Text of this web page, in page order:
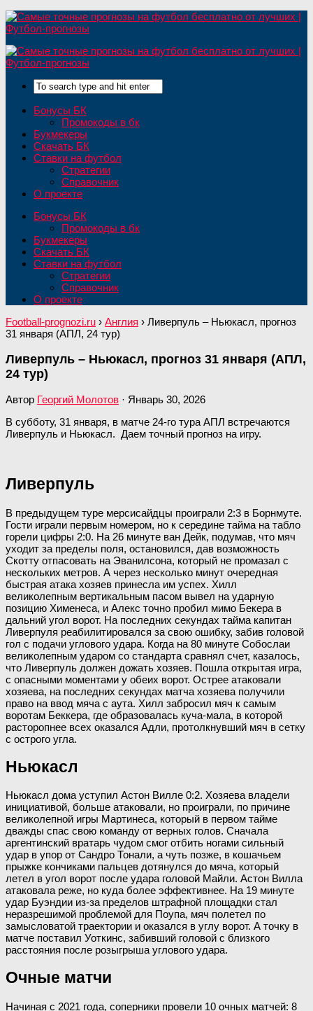
Бонусы БК
Промокоды в бк
Букмекеры
Скачать БК
Ставки на футбол
Стратегии
Справочник
О проекте
Бонусы БК
Промокоды в бк
Букмекеры
Скачать БК
Ставки на футбол
Стратегии
Справочник
О проекте
Football-prognozi.ru › Англия › Ливерпуль – Ньюкасл, прогноз
31 января (АПЛ, 24 тур)
Ливерпуль – Ньюкасл, прогноз 31 января (АПЛ,
24 тур)
Автор Георгий Молотов · Январь 30, 2026
В субботу, 31 января, в матче 24-го тура АПЛ встречаются
Ливерпуль и Ньюкасл. Даем точный прогноз на игру.
Ливерпуль
В предыдущем туре мерсисайдцы проиграли 2:3 в Борнмуте.
Гости играли первым номером, но к середине тайма на табло
горели цифры 2:0. На 26 минуте ван Дейк, подумав, что мяч
уходит за пределы поля, остановился, дав возможность
Скотту отпасовать на Эванилсона, который не промазал с
нескольких метров. А через несколько минут очередная
быстрая атака хозяев принесла им успех. Хилл
великолепным вертикальным пасом вывел на ударную
позицию Хименеса, и Алекс точно пробил мимо Бекера в
дальний угол ворот. На последних секундах тайма капитан
Ливерпуля реабилитировался за свою ошибку, забив головой
гол с подачи углового удара. Когда на 80 минуте Собослаи
великолепным ударом со стандарта сравнял счет, казалось,
что Ливерпуль должен дожать хозяев. Пошла открытая игра,
с опасными моментами у обеих ворот. Острее атаковали
хозяева, на последних секундах матча хозяева получили
право на ввод мяча с аута. Хилл забросил мяч к самым
воротам Беккера, где образовалась куча-мала, в которой
расторопнее всех оказался Адли, протолкнувший мяч в сетку
с острого угла.
Ньюкасл
Ньюкасл дома уступил Астон Вилле 0:2. Хозяева владели
инициативой, больше атаковали, но проиграли, по причине
великолепной игры Мартинеса, который в первом тайме
дважды спас свою команду от верных голов. Сначала
аргентинский вратарь чудом смог отбить ногами сильный
удар в упор от Сандро Тонали, а чуть позже, в кошачьем
прыжке кончиками пальцев дотянулся до мяча, который
летел в угол ворот после удара головой Майли. Астон Вилла
атаковала реже, но куда более эффективнее. На 19 минуте
удар Буэндии из-за пределов штрафной площадки стал
неразрешимой проблемой для Поупа, мяч полетел по
замысловатой траектории и оказался в углу ворот. А точку в
матче поставил Уоткинс, забивший головой с близкого
расстояния после розыгрыша углового удара.
Очные матчи
Начиная с 2021 года, соперники провели 10 очных матчей: 8